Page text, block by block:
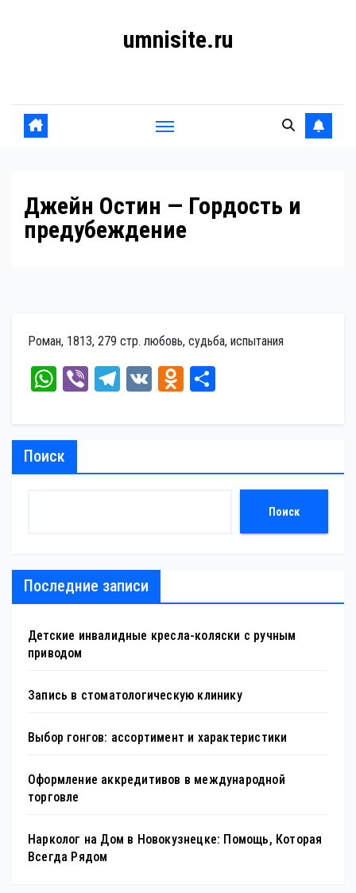
umnisite.ru
Джейн Остин — Гордость и
предубеждение
Роман, 1813, 279 стр. любовь, судьба, испытания
W
A
pp
Vi
Te
m
V
O
ss ь
Поиск
Поиск
Последние записи
Детские инвалидные кресла-коляски с ручным
приводом
Запись в стоматологическую клинику
Выбор гонгов: ассортимент и характеристики
Оформление аккредитивов в международной
торговле
Нарколог на Дом в Новокузнецке: Помощь, Которая
Всегда Рядом